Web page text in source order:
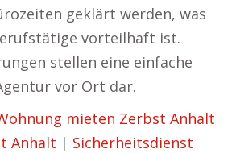
geklärt werden, was
vorteilhaft ist.
stellen eine einfache
vor Ort dar.
mieten Zerbst Anhalt
Anhalt | Sicherheitsdienst